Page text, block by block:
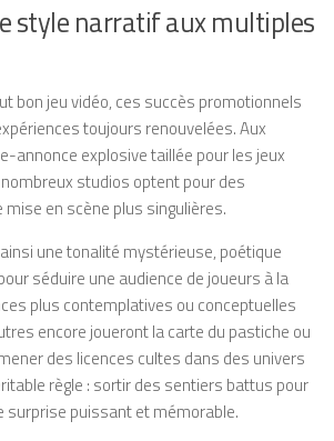
style narratif aux multiples
bon jeu vidéo, ces succès promotionnels
toujours renouvelées. Aux
annonce explosive taillée pour les jeux
studios optent pour des
en scène plus singulières.
une tonalité mystérieuse, poétique
séduire une audience de joueurs à la
plus contemplatives ou conceptuelles
encore joueront la carte du pastiche ou
des licences cultes dans des univers
règle : sortir des sentiers battus pour
surprise puissant et mémorable.